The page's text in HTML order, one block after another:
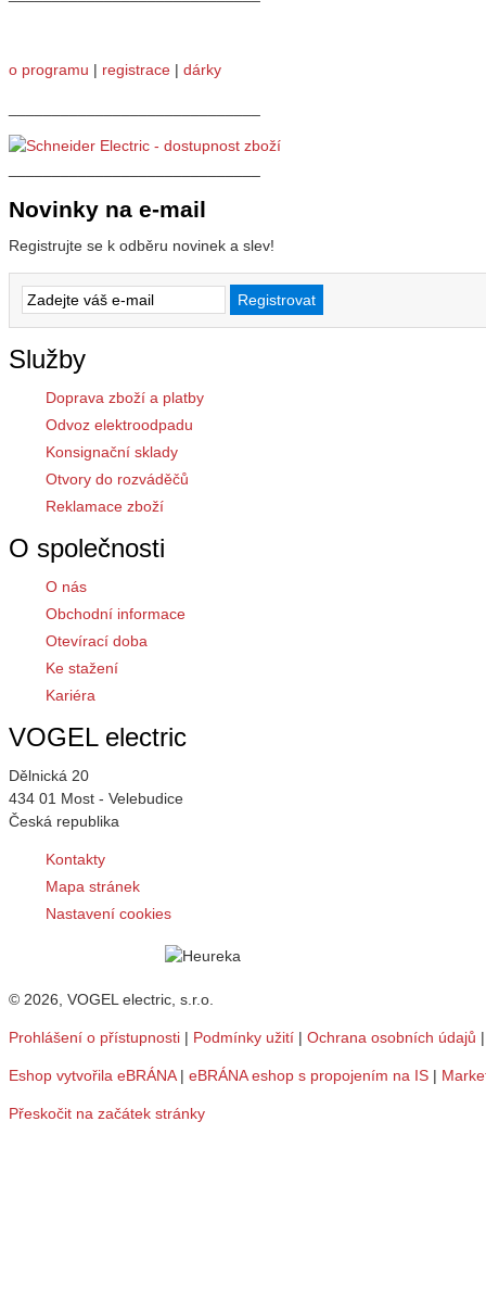
o programu | registrace | dárky
Novinky na e-mail
Registrujte se k odběru novinek a slev!
Služby
Doprava zboží a platby
Odvoz elektroodpadu
Konsignační sklady
Otvory do rozváděčů
Reklamace zboží
O společnosti
O nás
Obchodní informace
Otevírací doba
Ke stažení
Kariéra
VOGEL electric
Dělnická 20
434 01 Most - Velebudice
Česká republika
Kontakty
Mapa stránek
Nastavení cookies
© 2026, VOGEL electric, s.r.o.
Prohlášení o přístupnosti | Podmínky užití | Ochrana osobních údajů
Eshop vytvořila eBRÁNA| eBRÁNA eshop s propojením na IS |
Přeskočit na začátek stránky